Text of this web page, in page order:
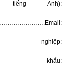
Anh):